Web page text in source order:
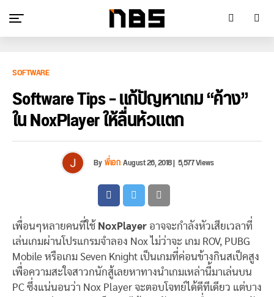
SOFTWARE
Software Tips – แก้ปัญหาเกม “ค้าง”
ใน NoxPlayer ให้ลื่นหัวแตก
Byพี่เอกAugust 26, 2018| 5,577 Views
เพื่อนๆหลายคนที่ใช้ NoxPlayer อาจจะกำลังหัวเสียเวลาที่
เล่นเกมผ่านโปรแกรมจำลอง Nox ไม่ว่าจะ เกม ROV, PUBG
Mobile หรือเกม Seven Knight เป็นเกมที่ค่อนข้างกินสเป็คสูง
เพื่อความสะใจสาวกนักสู้เลยหาทางนำเกมเหล่านี้มาเล่นบน
PC ซึ่งแน่นอนว่า Nox Player จะตอบโจทย์ได้ดีทีเดียว แต่บาง